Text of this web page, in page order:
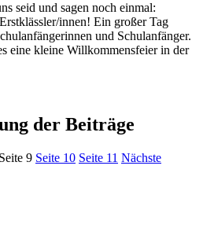
seid und sagen noch einmal:
innen! Ein großer Tag
und Schulanfänger.
eine kleine Willkommensfeier in der
der Beiträge
Seite 9 Seite 10 Seite 11 Nächste